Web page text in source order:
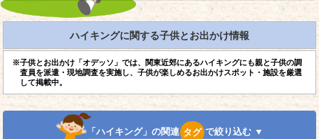
ハイキングに関する子供とお出かけ情報
※子供とお出かけ「オデッソ」では、関東近郊にあるハイキングにも親と子供の調
査員を派遣・現地調査を実施し、子供が楽しめるお出かけスポット・施設を厳選
して掲載中。
「ハイキング」の関連 タグ で絞り込む ▼